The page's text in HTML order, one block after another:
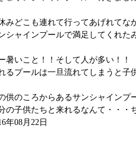
みどこも連れて行ってあげれてな
シャインプールで満足してくれた
暑いこと！！そして人が多い！！
るプールは一旦流れてしまうと子
供のころからあるサンシャインプ
の子供たちと来れるなんて・・・
年08月22日